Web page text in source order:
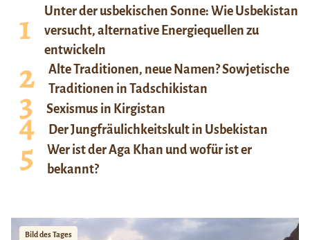
Unter der usbekischen Sonne: Wie Usbekistan
versucht, alternative Energiequellen zu
entwickeln
Alte Traditionen, neue Namen? Sowjetische
Traditionen in Tadschikistan
Sexismus in Kirgistan
Der Jungfräulichkeitskult in Usbekistan
Wer ist der Aga Khan und wofür ist er
bekannt?
Bild des Tages